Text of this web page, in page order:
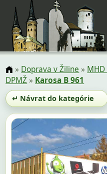
» Doprava v Žiline » MHD
DPMŽ» Karosa B 961
↵ Návrat do kategórie